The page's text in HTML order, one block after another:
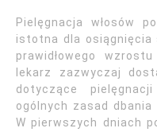
Pielęgnacja włosów
istotna dla
prawidłowego
lekarz zazwyczaj
dotyczące
ogólnych zasad dbania
W pierwszych dniach